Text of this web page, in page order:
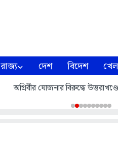
রাজ্য দেশ বিদেশ
অগ্নিবীর যোজনার বিরুদ্ধে